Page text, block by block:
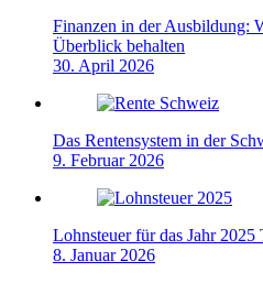
Finanzen in der Ausbildung:
Überblick behalten
30. April 2026
Das Rentensystem in der
9. Februar 2026
Lohnsteuer für das Jahr 2025
8. Januar 2026